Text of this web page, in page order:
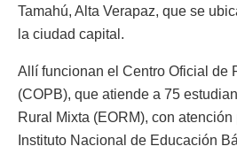
Tamahú, Alta Verapaz, que se
la ciudad capital.
Allí funcionan el Centro Oficial de
(COPB), que atiende a 75
Rural Mixta (EORM), con atención
Instituto Nacional de Educación